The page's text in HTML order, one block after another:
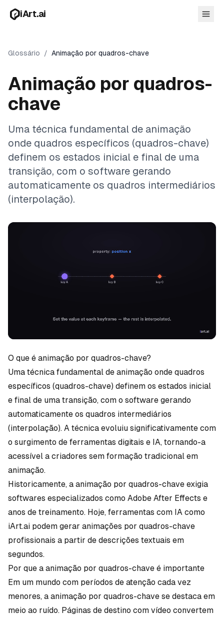
iArt.ai
Comece grátis
Glossário / Animação por quadros-chave
Animação por quadros-
chave
Uma técnica fundamental de animação
onde quadros específicos (quadros-chave)
definem os estados inicial e final de uma
transição, com o software gerando
automaticamente os quadros intermediários
(interpolação).
O que é animação por quadros-chave?
Uma técnica fundamental de animação onde quadros
específicos (quadros-chave) definem os estados inicial
e final de uma transição, com o software gerando
automaticamente os quadros intermediários
(interpolação). A técnica evoluiu significativamente com
o surgimento de ferramentas digitais e IA, tornando-a
acessível a criadores sem formação tradicional em
animação.
Historicamente, a animação por quadros-chave exigia
softwares especializados como Adobe After Effects e
anos de treinamento. Hoje, ferramentas com IA como
iArt.ai podem gerar animações por quadros-chave
profissionais a partir de descrições textuais em
segundos.
Por que a animação por quadros-chave é importante
Em um mundo com períodos de atenção cada vez
menores, a animação por quadros-chave se destaca em
meio ao ruído. Páginas de destino com vídeo convertem